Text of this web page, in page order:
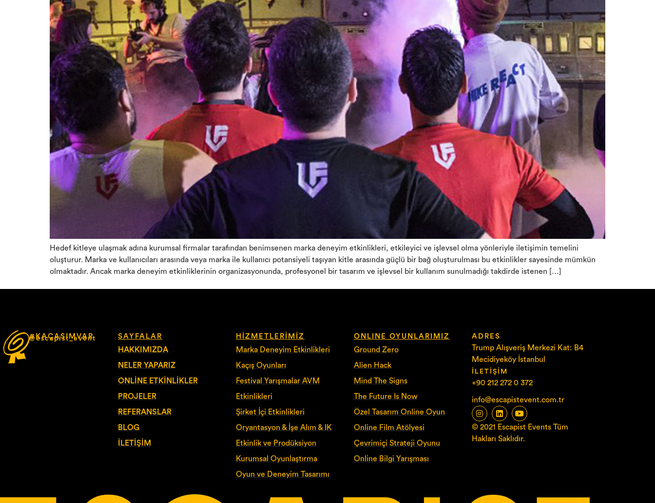
Hedef kitleye ulaşmak adına kurumsal firmalar tarafından benimsenen marka deneyim etkinlikleri, etkileyici ve işlevsel olma yönleriyle iletişimin temelini
oluşturur. Marka ve kullanıcıları arasında veya marka ile kullanıcı potansiyeli taşıyan kitle arasında güçlü bir bağ oluşturulması bu etkinlikler sayesinde mümkün
olmaktadır. Ancak marka deneyim etkinliklerinin organizasyonunda, profesyonel bir tasarım ve işlevsel bir kullanım sunulmadığı takdirde istenen […]
#KAÇASIMVAR
@escapist_event SAYFALAR
HAKKIMIZDA
NELER YAPARIZ
ONLINE ETKINLIKLER
PROJELER
REFERANSLAR
BLOG
İLETIŞIM
HIZMETLERIMIZ
Marka Deneyim Etkinlikleri
Kaçış Oyunları
Festival Yarışmalar AVM
Etkinlikleri
Şirket İçi Etkinlikleri
Oryantasyon & İşe Alım & IK
Etkinlik ve Prodüksiyon
Kurumsal Oyunlaştırma
Oyun ve Deneyim Tasarımı
ONLINE OYUNLARIMIZ
Ground Zero
Alien Hack
Mind The Signs
The Future Is Now
Özel Tasarım Online Oyun
Online Film Atölyesi
Çevrimiçi Strateji Oyunu
Online Bilgi Yarışması
ADRES
Trump Alışveriş Merkezi Kat: B4
Mecidiyeköy İstanbul
İLETIŞIM
+90 212 272 0 372
info@escapistevent.com.tr
© 2021 Escapist Events Tüm
Hakları Saklıdır.